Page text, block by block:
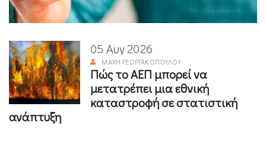
05 Αυγ 2026
ΜΆΧΗ ΓΕΩΡΓΑΚΟΠΟΎΛΟΥ
Πώς το ΑΕΠ μπορεί να
μετατρέπει μια εθνική
καταστροφή σε στατιστική
ανάπτυξη